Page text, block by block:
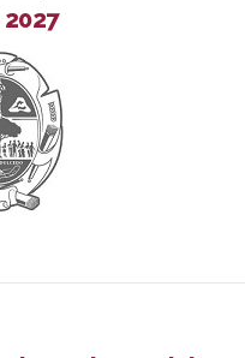
2027